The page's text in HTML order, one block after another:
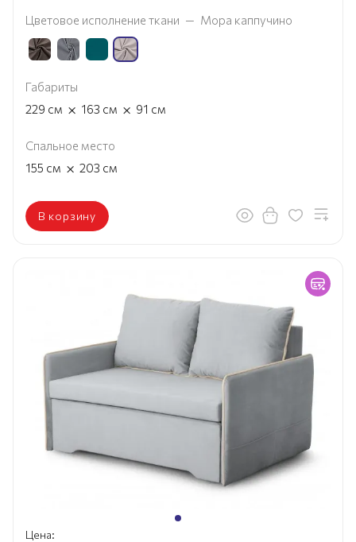
Цветовое исполнение ткани — Мора каппучино
Габариты
229 см × 163 см × 91 см
Спальное место
155 см × 203 см
В корзину
Цена: